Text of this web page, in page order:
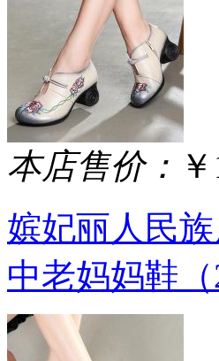
本店售价：
嫔妃丽人民
中老妈妈鞋